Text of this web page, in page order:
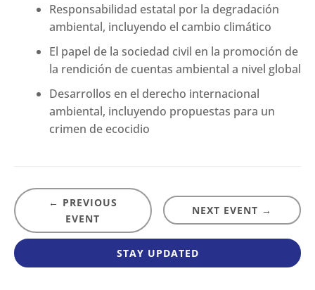
Responsabilidad estatal por la degradación
ambiental, incluyendo el cambio climático
El papel de la sociedad civil en la promoción de
la rendición de cuentas ambiental a nivel global
Desarrollos en el derecho internacional
ambiental, incluyendo propuestas para un
crimen de ecocidio
← PREVIOUS
EVENT
STAY UPDATED
NEXT EVENT →